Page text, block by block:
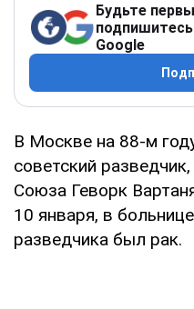
Будьте
подпишитесь
Google
В Москве на 88-м
советский
Союза Геворк
10 января, в
разведчика был рак.